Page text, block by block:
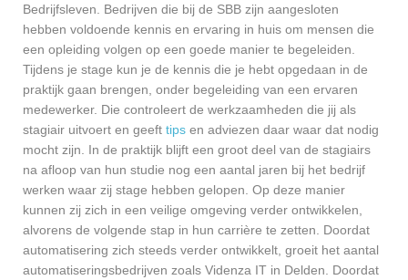
Bedrijfsleven. Bedrijven die bij de SBB zijn aangesloten
hebben voldoende kennis en ervaring in huis om mensen die
een opleiding volgen op een goede manier te begeleiden.
Tijdens je stage kun je de kennis die je hebt opgedaan in de
praktijk gaan brengen, onder begeleiding van een ervaren
medewerker. Die controleert de werkzaamheden die jij als
stagiair uitvoert en geeft tips en adviezen daar waar dat nodig
mocht zijn. In de praktijk blijft een groot deel van de stagiairs
na afloop van hun studie nog een aantal jaren bij het bedrijf
werken waar zij stage hebben gelopen. Op deze manier
kunnen zij zich in een veilige omgeving verder ontwikkelen,
alvorens de volgende stap in hun carrière te zetten. Doordat
automatisering zich steeds verder ontwikkelt, groeit het aantal
automatiseringsbedrijven zoals Videnza IT in Delden. Doordat